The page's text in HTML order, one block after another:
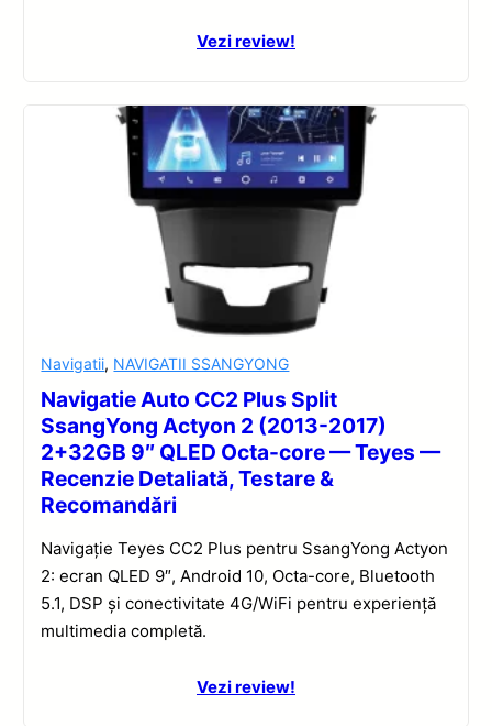
Vezi review!
Navigatii, NAVIGATII SSANGYONG
Navigatie Auto CC2 Plus Split
SsangYong Actyon 2 (2013-2017)
2+32GB 9″ QLED Octa-core — Teyes —
Recenzie Detaliată, Testare &
Recomandări
Navigație Teyes CC2 Plus pentru SsangYong Actyon
2: ecran QLED 9″, Android 10, Octa-core, Bluetooth
5.1, DSP și conectivitate 4G/WiFi pentru experiență
multimedia completă.
Vezi review!